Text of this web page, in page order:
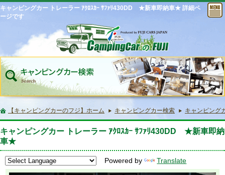
キャンピングカー トレーラー ｱｸﾛｽｶｰ ｻﾌｧﾘ430DD ★新車即納車★ 詳細ペ
ージです
【キャンピングカーのフジ】ホーム キャンピングカー検索 キャンピング
キャンピングカー トレーラー ｱｸﾛｽｶｰ ｻﾌｧﾘ430DD ★新車即納
車★
Powered by Translate